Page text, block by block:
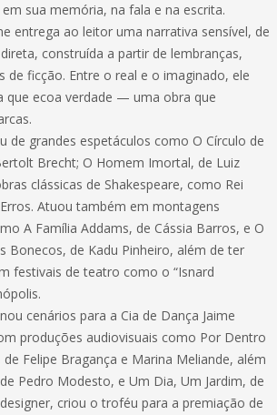
sua memória, na fala e na escrita.
entrega ao leitor uma narrativa sensível, de
construída a partir de lembranças,
de ficção. Entre o real e o imaginado, ele
que ecoa verdade — uma obra que
de grandes espetáculos como O Círculo de
Brecht; O Homem Imortal, de Luiz
clássicas de Shakespeare, como Rei
Atuou também em montagens
A Família Addams, de Cássia Barros, e O
Bonecos, de Kadu Pinheiro, além de ter
festivais de teatro como o “Isnard
cenários para a Cia de Dança Jaime
produções audiovisuais como Por Dentro
de Felipe Bragança e Marina Meliande, além
Pedro Modesto, e Um Dia, Um Jardim, de
criou o troféu para a premiação de